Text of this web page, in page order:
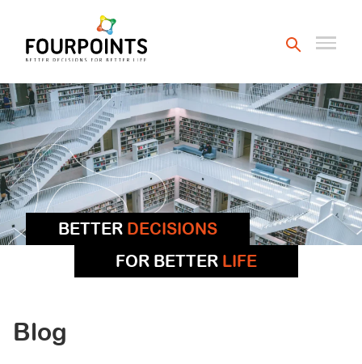
BETTER DECISIONS
FOR BETTER LIFE
Blog